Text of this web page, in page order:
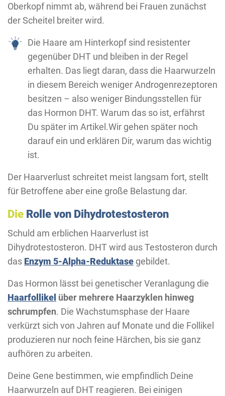
Oberkopf nimmt ab, während bei Frauen zunächst
der Scheitel breiter wird.
Die Haare am Hinterkopf sind resistenter
gegenüber DHT und bleiben in der Regel
erhalten. Das liegt daran, dass die Haarwurzeln
in diesem Bereich weniger Androgenrezeptoren
besitzen – also weniger Bindungsstellen für
das Hormon DHT. Warum das so ist, erfährst
Du später im Artikel.Wir gehen später noch
darauf ein und erklären Dir, warum das wichtig
ist.
Der Haarverlust schreitet meist langsam fort, stellt
für Betroffene aber eine große Belastung dar.
Die Rolle von Dihydrotestosteron
Schuld am erblichen Haarverlust ist
Dihydrotestosteron. DHT wird aus Testosteron durch
das Enzym 5-Alpha-Reduktase gebildet.
Das Hormon lässt bei genetischer Veranlagung die
Haarfollikel über mehrere Haarzyklen hinweg
schrumpfen. Die Wachstumsphase der Haare
verkürzt sich von Jahren auf Monate und die Follikel
produzieren nur noch feine Härchen, bis sie ganz
aufhören zu arbeiten.
Deine Gene bestimmen, wie empfindlich Deine
Haarwurzeln auf DHT reagieren. Bei einigen